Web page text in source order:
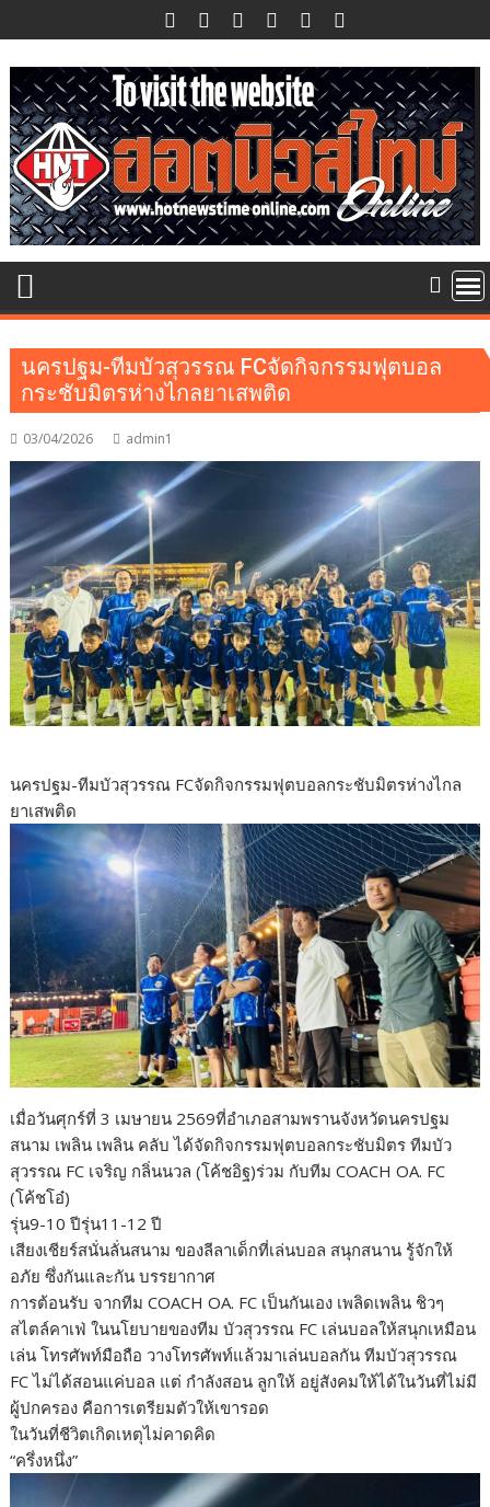
to
content
นครปฐม-ทีมบัวสุวรรณ FCจัดกิจกรรมฟุตบอล
กระชับมิตรห่างไกลยาเสพติด
03/04/2026 admin1
นครปฐม-ทีมบัวสุวรรณ FCจัดกิจกรรมฟุตบอลกระชับมิตรห่างไกล
ยาเสพติด
เมื่อวันศุกร์ที่ 3 เมษายน 2569ที่อำเภอสามพรานจังหวัดนครปฐม
สนาม เพลิน เพลิน คลับ ได้จัดกิจกรรมฟุตบอลกระชับมิตร ทีมบัว
สุวรรณ FC เจริญ กลิ่นนวล (โค้ชอิฐ)ร่วม กับทีม COACH OA. FC
(โค้ชโอ๋)
รุ่น9-10 ปีรุ่น11-12 ปี
เสียงเชียร์สนั่นลั่นสนาม ของลีลาเด็กที่เล่นบอล สนุกสนาน รู้จักให้
อภัย ซึ่งกันและกัน บรรยากาศ
การต้อนรับ จากทีม COACH OA. FC เป็นกันเอง เพลิดเพลิน ชิวๆ
สไตล์คาเฟ่ ในนโยบายของทีม บัวสุวรรณ FC เล่นบอลให้สนุกเหมือน
เล่น โทรศัพท์มือถือ วางโทรศัพท์แล้วมาเล่นบอลกัน ทีมบัวสุวรรณ
FC ไม่ได้สอนแค่บอล แต่ กำลังสอน ลูกให้ อยู่สังคมให้ได้ในวันที่ไม่มี
ผู้ปกครอง คือการเตรียมตัวให้เขารอด
ในวันที่ชีวิตเกิดเหตุไม่คาดคิด
“ครึ่งหนึ่ง”